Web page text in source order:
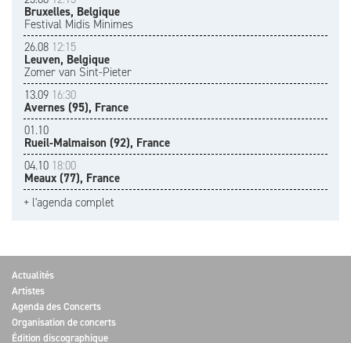
Bruxelles, Belgique
Festival Midis Minimes
26.08 12:15
Leuven, Belgique
Zomer van Sint-Pieter
13.09 16:30
Avernes (95), France
01.10
Rueil-Malmaison (92), France
04.10 18:00
Meaux (77), France
+ l'agenda complet
Actualités
Artistes
Agenda des Concerts
Organisation de concerts
Édition discographique